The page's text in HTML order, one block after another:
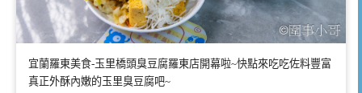
宜蘭羅東美食-玉里橋頭臭豆腐羅東店開幕啦~快點來吃吃佐料豐富
真正外酥內嫩的玉里臭豆腐吧~